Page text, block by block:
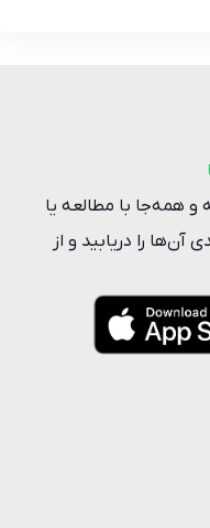
همه‌جا با مطالعه یا
را دریابید و از